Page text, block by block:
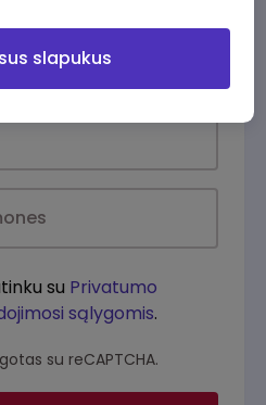
su Privatumo
sąlygomis.
su reCAPTCHA.
slapukus